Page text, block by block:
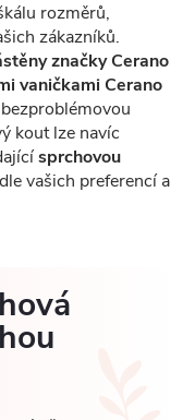
rozměrů,
zákazníků.
značky Cerano
vaničkami Cerano
kout lze navíc
sprchovou
vašich preferencí a